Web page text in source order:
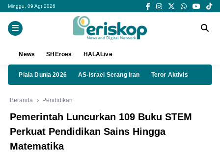
Minggu, 09 Agt 2026
News SHEroes HALALive
Piala Dunia 2026 AS-Israel Serang Iran Teror Aktivis
Beranda Pendidikan
Pemerintah Luncurkan 109 Buku STEM
Perkuat Pendidikan Sains Hingga
Matematika